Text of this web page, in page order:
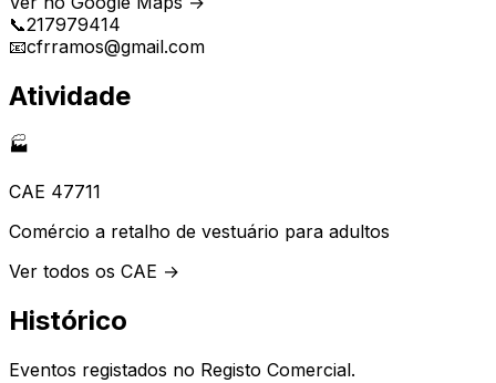
📞217979414
📧cfrramos@gmail.com
Atividade
🏭
CAE 47711
Comércio a retalho de vestuário para adultos
Ver todos os CAE →
Histórico
Eventos registados no Registo Comercial.